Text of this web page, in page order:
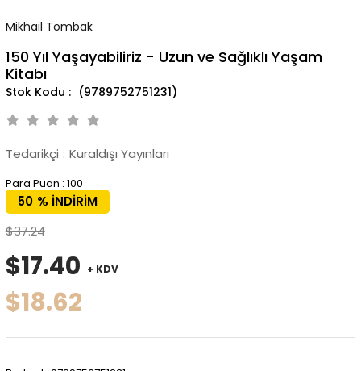
Mikhail Tombak
150 Yıl Yaşayabiliriz - Uzun ve Sağlıklı Yaşam
Kitabı
(9789752751231)
Tedarikçi : Kuraldışı Yayınları
Para Puan : 100
%
50
İNDIRIM
$37.24
$17.40 + KDV
$18.62